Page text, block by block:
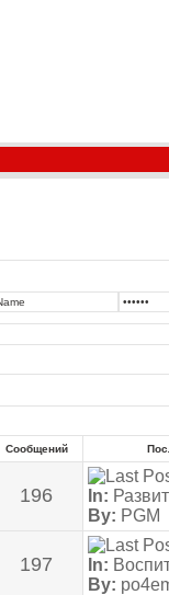
Сообщений
196
In:
By: PGM
197
In:
By: